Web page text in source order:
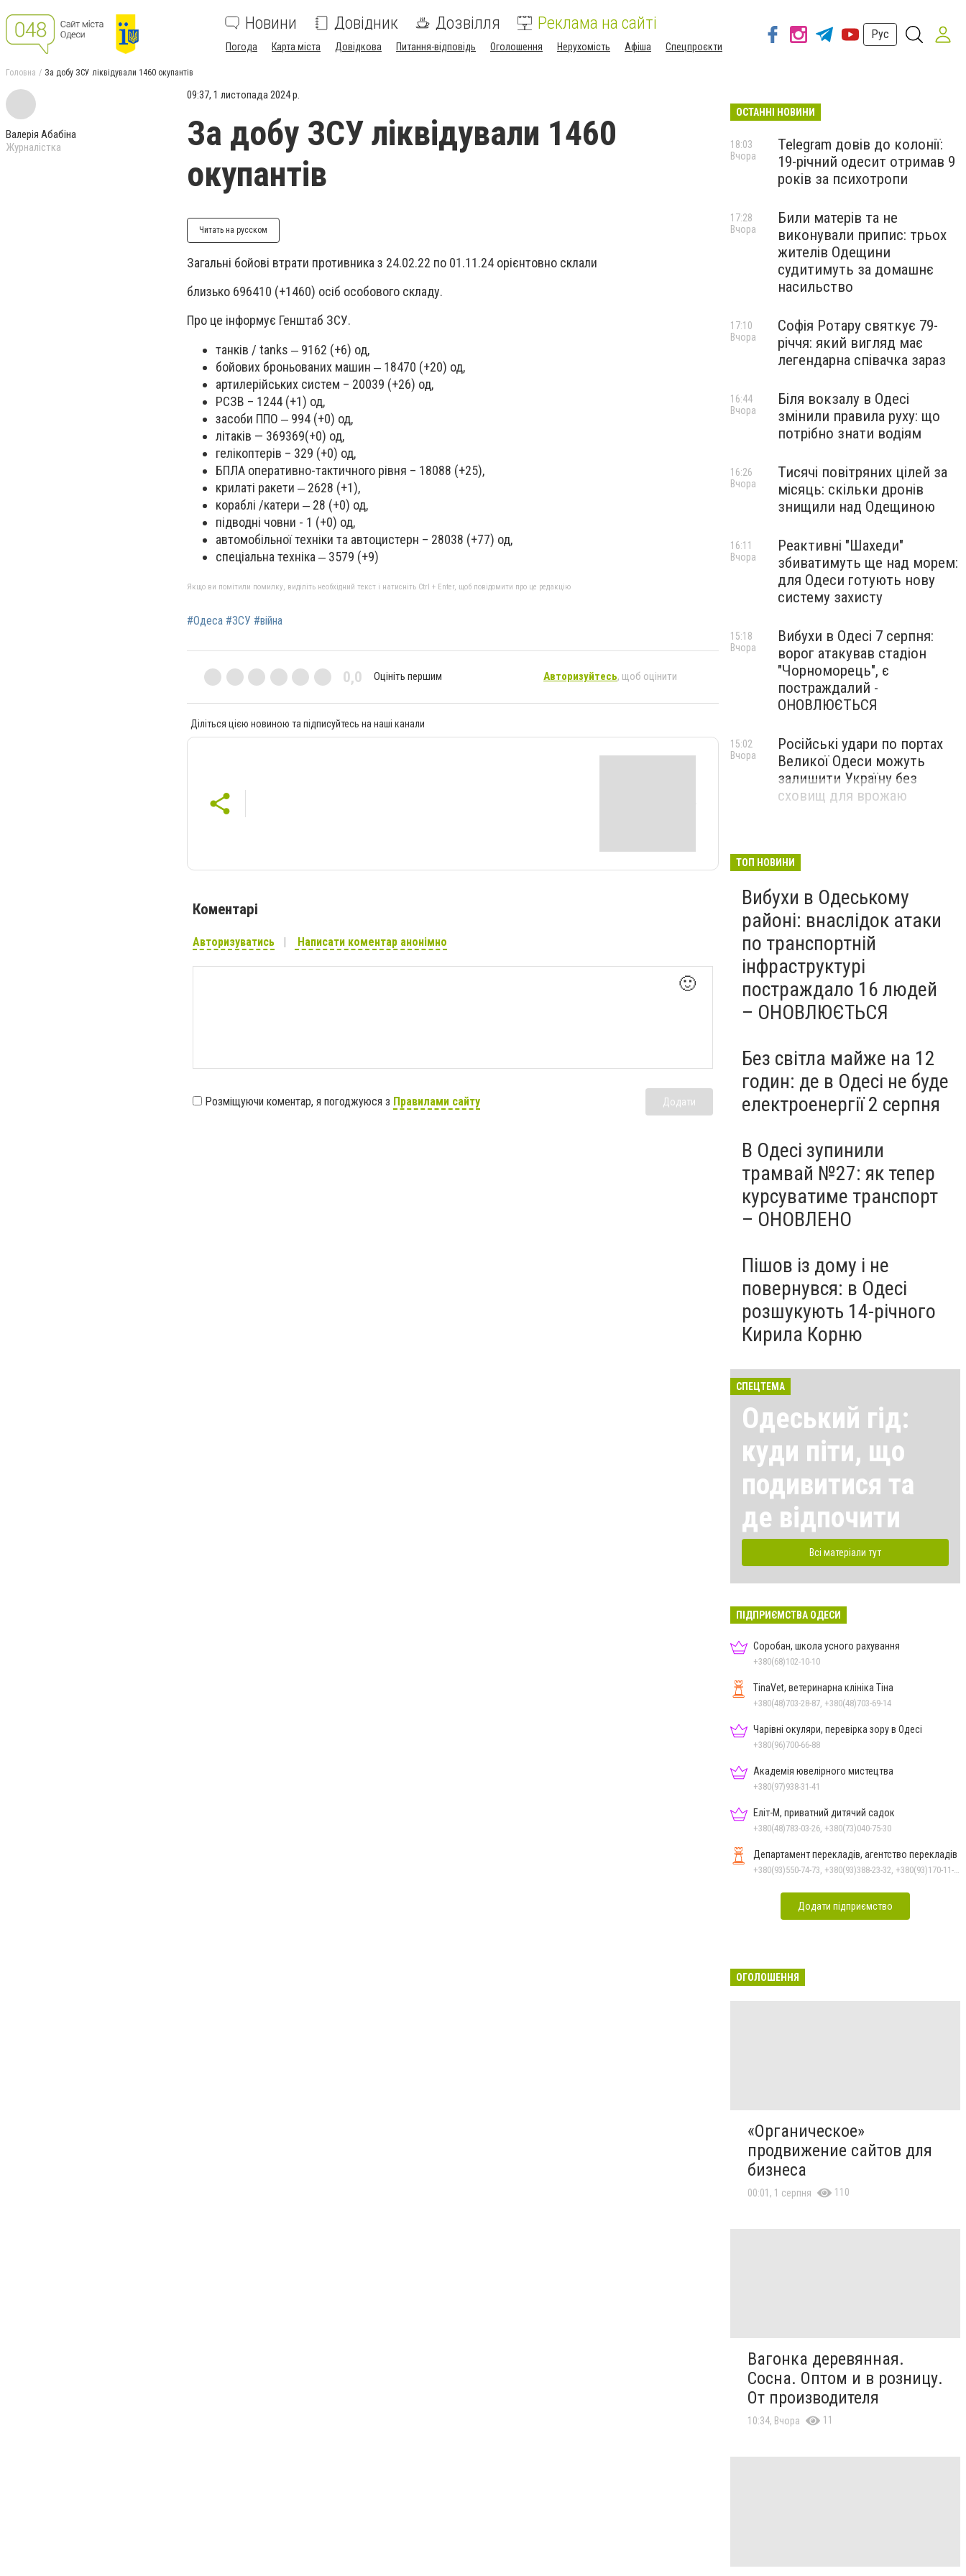
Новини Довідник Дозвілля Реклама на сайті
Погода Карта міста Довідкова Питання-відповідь Оголошення Нерухомість Афіша Спецпроєкти
Рус
Головна За добу ЗСУ ліквідували 1460 окупантів
Валерія Абабіна
Журналістка
09:37, 1 листопада 2024 р.
За добу ЗСУ ліквідували 1460
окупантів
Читать на русском
Загальні бойові втрати противника з 24.02.22 по 01.11.24 орієнтовно склали
близько 696410 (+1460) осіб особового складу.
Про це інформує Генштаб ЗСУ.
танків / tanks ‒ 9162 (+6) од,
бойових броньованих машин ‒ 18470 (+20) од,
артилерійських систем – 20039 (+26) од,
РСЗВ – 1244 (+1) од,
засоби ППО ‒ 994 (+0) од,
літаків — 369369(+0) од,
гелікоптерів – 329 (+0) од,
БПЛА оперативно-тактичного рівня – 18088 (+25),
крилаті ракети ‒ 2628 (+1),
кораблі /катери ‒ 28 (+0) од,
підводні човни - 1 (+0) од,
автомобільної техніки та автоцистерн – 28038 (+77) од,
спеціальна техніка ‒ 3579 (+9)
Якщо ви помітили помилку, виділіть необхідний текст і натисніть Ctrl + Enter, щоб повідомити про це редакцію
#Одеса #ЗСУ #війна
0,0 Оцініть першим Авторизуйтесь, щоб оцінити
Діліться цією новиною та підписуйтесь на наші канали
Коментарі
Авторизуватись Написати коментар анонімно
🙂
Розміщуючи коментар, я погоджуюся з Правилами сайту Додати
ОСТАННІ НОВИНИ
Telegram довів до колонії:
19-річний одесит отримав 9
років за психотропи
18:03
Вчора
Били матерів та не
виконували припис: трьох
жителів Одещини
судитимуть за домашнє
насильство
17:28
Вчора
Софія Ротару святкує 79-
річчя: який вигляд має
легендарна співачка зараз
17:10
Вчора
Біля вокзалу в Одесі
змінили правила руху: що
потрібно знати водіям
16:44
Вчора
Тисячі повітряних цілей за
місяць: скільки дронів
знищили над Одещиною
16:26
Вчора
Реактивні "Шахеди"
збиватимуть ще над морем:
для Одеси готують нову
систему захисту
16:11
Вчора
Вибухи в Одесі 7 серпня:
ворог атакував стадіон
"Чорноморець", є
постраждалий -
ОНОВЛЮЄТЬСЯ
15:18
Вчора
Російські удари по портах
Великої Одеси можуть
залишити Україну без
сховищ для врожаю
15:02
Вчора
ТОП НОВИНИ
Вибухи в Одеському
районі: внаслідок атаки
по транспортній
інфраструктурі
постраждало 16 людей
– ОНОВЛЮЄТЬСЯ
Без світла майже на 12
годин: де в Одесі не буде
електроенергії 2 серпня
В Одесі зупинили
трамвай №27: як тепер
курсуватиме транспорт
– ОНОВЛЕНО
Пішов із дому і не
повернувся: в Одесі
розшукують 14-річного
Кирила Корню
СПЕЦТЕМА
Одеський гід:
куди піти, що
подивитися та
де відпочити
Всі матеріали тут
ПІДПРИЄМСТВА ОДЕСИ
Соробан, школа усного рахування
+380(68)102-10-10
TinaVet, ветеринарна клініка Тіна
+380(48)703-28-87, +380(48)703-69-14
Чарівні окуляри, перевірка зору в Одесі
+380(96)700-66-88
Академія ювелірного мистецтва
+380(97)938-31-41
Еліт-М, приватний дитячий садок
+380(48)783-03-26, +380(73)040-75-30
Департамент перекладів, агентство перекладів
Додати підприємство
ОГОЛОШЕННЯ
«Органическое»
продвижение сайтов для
бизнеса
00:01, 1 серпня 110
Вагонка деревянная.
Сосна. Оптом и в розницу.
От производителя
10:34, Вчора 11